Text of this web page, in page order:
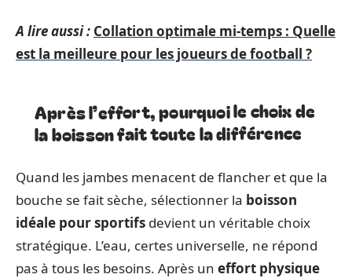
A lire aussi : Collation optimale mi-temps : Quelle
est la meilleure pour les joueurs de football ?
Après l’effort, pourquoi le choix de
la boisson fait toute la différence
Quand les jambes menacent de flancher et que la
bouche se fait sèche, sélectionner la boisson
idéale pour sportifs devient un véritable choix
stratégique. L’eau, certes universelle, ne répond
pas à tous les besoins. Après un effort physique